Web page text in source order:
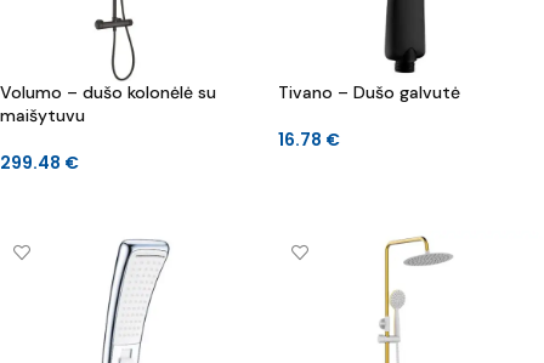
Volumo – dušo kolonėlė su
maišytuvu
299.48 €
Tivano – Dušo galvutė
16.78 €